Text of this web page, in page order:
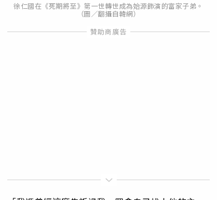
徐仁國在《死期將至》第一世轉世成為始源飾演的富家子弟。
（圖／翻攝自韓網）